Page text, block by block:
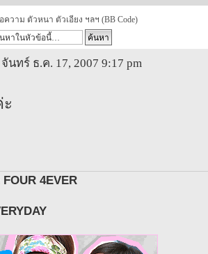
วาม ตัวหนา ตัวเอียง ฯลฯ (BB Code)
จันทร์ ธ.ค. 17, 2007 9:17 pm
4EVER